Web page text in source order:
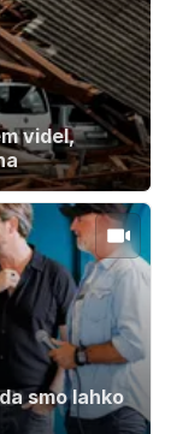
videl,
smo lahko